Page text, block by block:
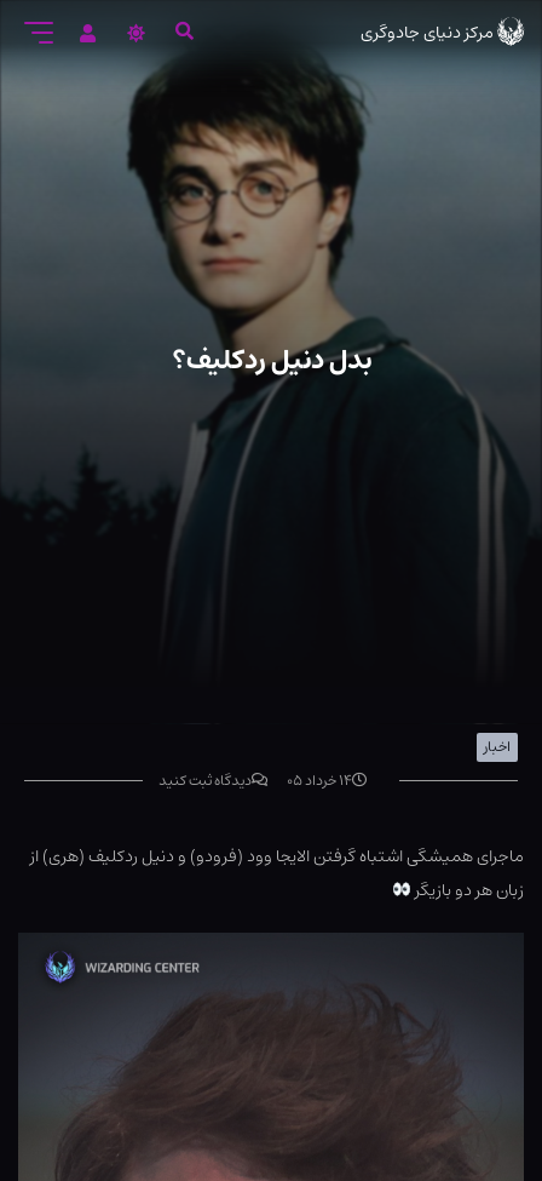
ورود
به
مرکز دنیای جادوگری
بدل دنیل ردکلیف؟
اخبار
۱۴ خرداد ۰۵
دیدگاه ثبت کنید
ماجرای همیشگی اشتباه گرفتن الایجا وود (فرودو) و دنیل ردکلیف (هری) از
زبان هر دو بازیگر